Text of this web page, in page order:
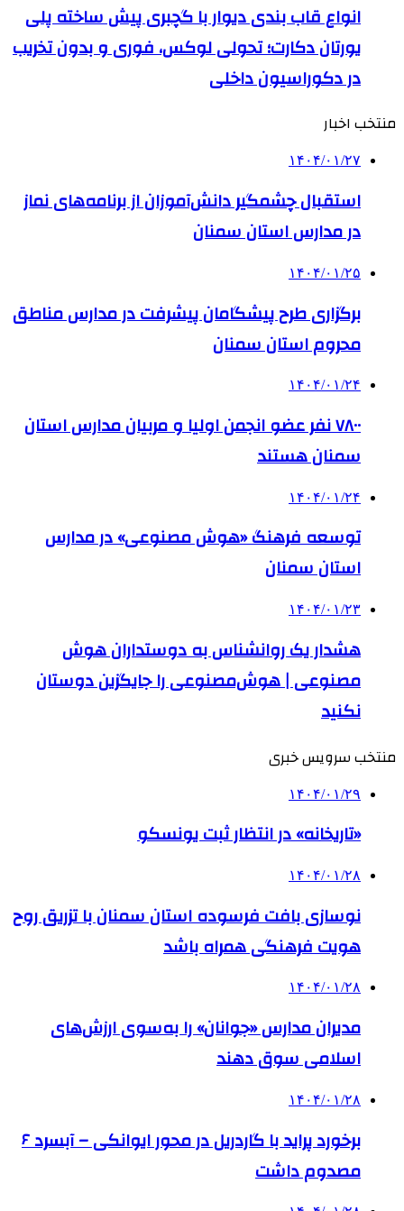
انواع قاب بندی دیوار با گچبری پیش ساخته پلی
یورتان دکارت؛ تحولی لوکس، فوری و بدون تخریب
در دکوراسیون داخلی
منتخب اخبار
۱۴۰۴/۰۱/۲۷
استقبال چشمگیر دانش‌آموزان از برنامه‌های نماز
در مدارس استان سمنان
۱۴۰۴/۰۱/۲۵
برگزاری طرح پیشگامان پیشرفت در مدارس مناطق
محروم استان سمنان
۱۴۰۴/۰۱/۲۴
۷۸۰۰ نفر عضو انجمن اولیا و مربیان مدارس استان
سمنان هستند
۱۴۰۴/۰۱/۲۴
توسعه فرهنگ «هوش مصنوعی» در مدارس
استان سمنان
۱۴۰۴/۰۱/۲۳
هشدار یک روانشناس به دوستداران هوش
مصنوعی |‌ هوش‌مصنوعی را جایگزین دوستان
نکنید
منتخب سرویس خبری
۱۴۰۴/۰۱/۲۹
«تاریخانه» در انتظار ثبت یونسکو
۱۴۰۴/۰۱/۲۸
نوسازی بافت فرسوده استان سمنان با تزریق روح
هویت فرهنگی همراه باشد
۱۴۰۴/۰۱/۲۸
مدیران مدارس «جوانان» را به‌سوی ارزش‌های
اسلامی سوق دهند
۱۴۰۴/۰۱/۲۸
برخورد پراید با گاردریل در محور ایوانکی – آبسرد ۶
مصدوم داشت